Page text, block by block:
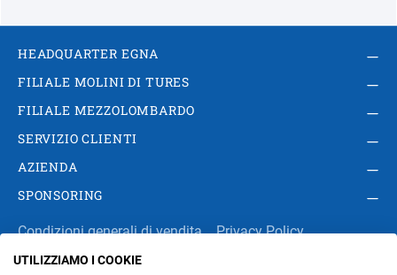
HEADQUARTER EGNA
FILIALE MOLINI DI TURES
FILIALE MEZZOLOMBARDO
SERVIZIO CLIENTI
AZIENDA
SPONSORING
Condizioni generali di vendita
Privacy Policy
Impressum
Modifica impostazioni dei cookie
UTILIZZIAMO I COOKIE